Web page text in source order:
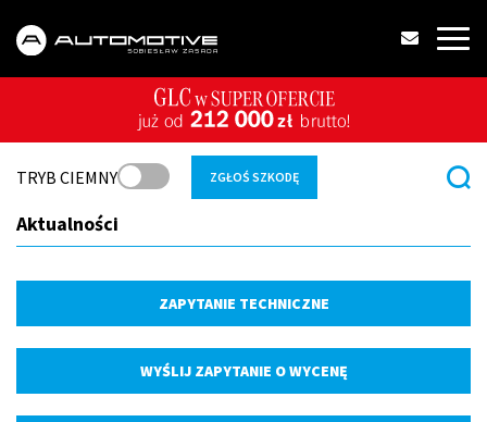
TRYB CIEMNY ZGŁOŚ SZKODĘ
Aktualności
ZAPYTANIE TECHNICZNE
WYŚLIJ ZAPYTANIE O WYCENĘ